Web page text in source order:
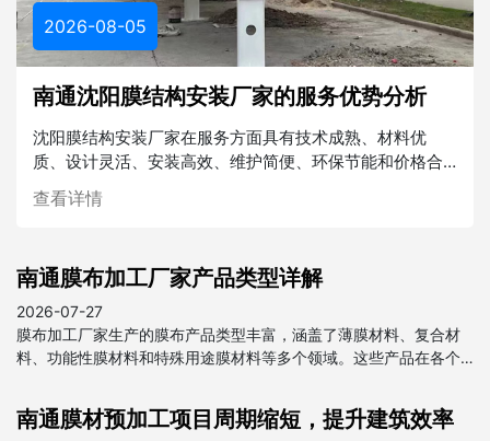
2026-08-05
南通沈阳膜结构安装厂家的服务优势分析
沈阳膜结构安装厂家在服务方面具有技术成熟、材料优
质、设计灵活、安装高效、维护简便、环保节能和价格合
理等多重优势。在未来的建筑行业中，膜结构将发挥越来
越重要的作用
查看详情
南通膜布加工厂家产品类型详解
2026-07-27
膜布加工厂家生产的膜布产品类型丰富，涵盖了薄膜材料、复合材
料、功能性膜材料和特殊用途膜材料等多个领域。这些产品在各个
南通膜材预加工项目周期缩短，提升建筑效率